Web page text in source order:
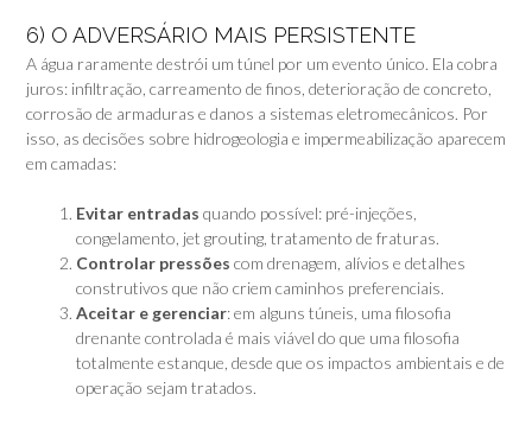
6) O ADVERSÁRIO MAIS PERSISTENTE
A água raramente destrói um túnel por um evento único. Ela cobra
juros: infiltração, carreamento de finos, deterioração de concreto,
corrosão de armaduras e danos a sistemas eletromecânicos. Por
isso, as decisões sobre hidrogeologia e impermeabilização aparecem
em camadas:
Evitar entradas quando possível: pré-injeções,
congelamento, jet grouting, tratamento de fraturas.
Controlar pressões com drenagem, alívios e detalhes
construtivos que não criem caminhos preferenciais.
Aceitar e gerenciar: em alguns túneis, uma filosofia
drenante controlada é mais viável do que uma filosofia
totalmente estanque, desde que os impactos ambientais e de
operação sejam tratados.